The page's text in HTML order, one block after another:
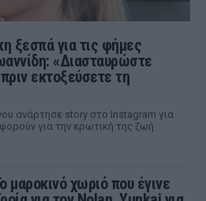
ξεσπά για τις φήμες
«Διασταυρώστε
εκτοξεύσετε τη
ανάρτησε story στο Instagram για
για την ερωτική της ζωή
μαροκινό χωριό που έγινε